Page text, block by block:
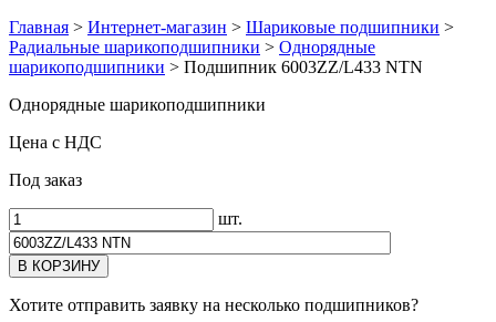
Главная > Интернет-магазин > Шариковые подшипники >
Радиальные шарикоподшипники > Однорядные
шарикоподшипники > Подшипник 6003ZZ/L433 NTN
Однорядные шарикоподшипники
Цена с НДС
Под заказ
шт.
Хотите отправить заявку на несколько подшипников?